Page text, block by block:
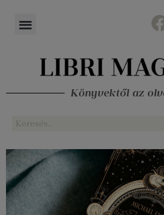
Könyvektől az